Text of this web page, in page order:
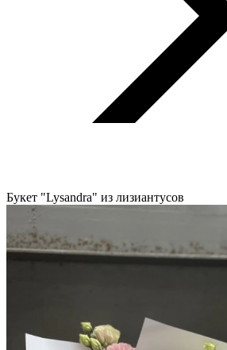
Букет "Lysandra" из лизиантусов